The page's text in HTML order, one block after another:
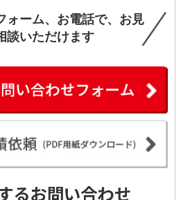
ォーム、お電話で、お見
談いただけます